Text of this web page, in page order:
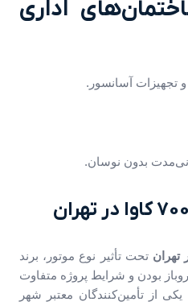
اداری
تجهیزات آسانسور.
بدون نوسان.
تحت تأثیر نوع موتور، برند
روباز بودن و شرایط پروژه متفاوت
از تأمین‌کنندگان معتبر شهر